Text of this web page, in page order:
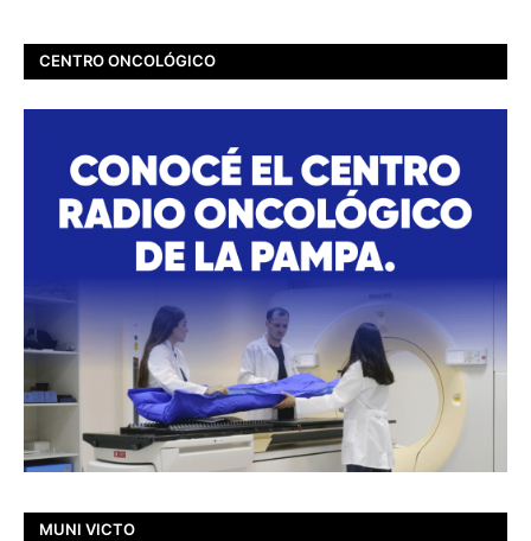
CENTRO ONCOLÓGICO
MUNI VICTO